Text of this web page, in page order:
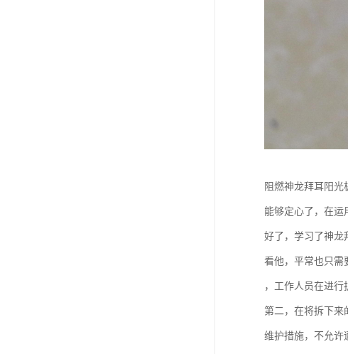
阻燃神龙拜耳阳
能够定心了，在运
好了，学习了神龙
看他，平常也只需
，工作人员在进行
第二，在将拆下来
维护措施，不允许